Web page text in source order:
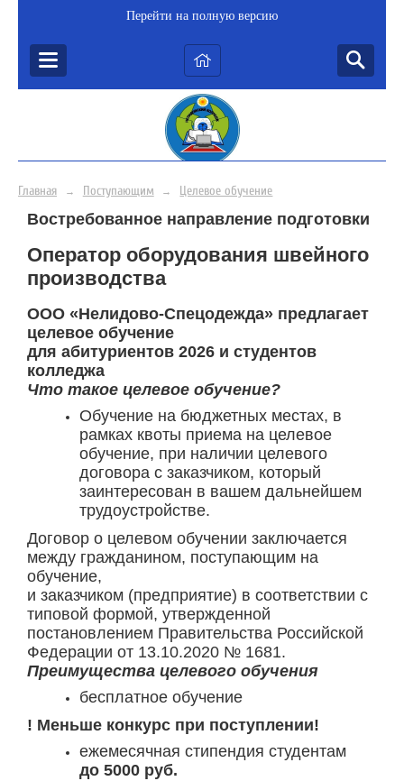
Перейти на полную версию
Главная → Поступающим → Целевое обучение
Востребованное направление подготовки
Оператор оборудования швейного
производства
ООО «Нелидово-Спецодежда» предлагает
целевое обучение
для абитуриентов 2026 и студентов
колледжа
Что такое целевое обучение?
Обучение на бюджетных местах, в
рамках квоты приема на целевое
обучение, при наличии целевого
договора с заказчиком, который
заинтересован в вашем дальнейшем
трудоустройстве.
Договор о целевом обучении заключается
между гражданином, поступающим на
обучение,
и заказчиком (предприятие) в соответствии с
типовой формой, утвержденной
постановлением Правительства Российской
Федерации от 13.10.2020 № 1681.
Преимущества целевого обучения
бесплатное обучение
! Меньше конкурс при поступлении!
ежемесячная стипендия студентам
до 5000 руб.